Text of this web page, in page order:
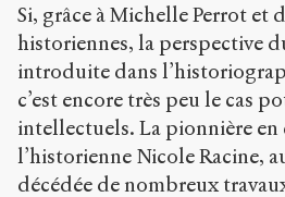
Creative
Commons
Attribution-
NonCommercial-
ShareAlike 4.0
International
(CC BY-NC-SA
4.0) Sens-Public,
Si, grâce à Michelle Perrot et
historiennes, la perspective
introduite dans
c’est encore très peu le cas
intellectuels. La pionnière en
l’historienne Nicole Racine,
décédée de nombreux